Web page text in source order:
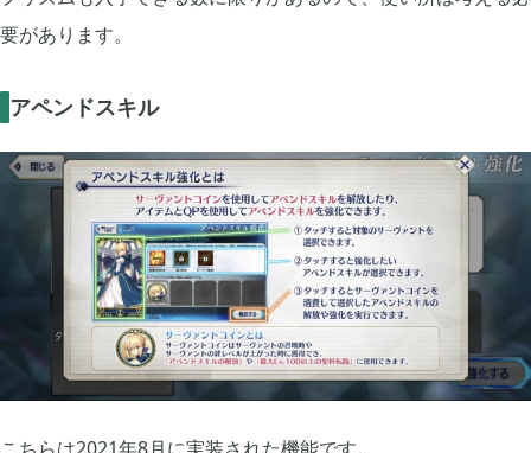
要があります。
アペンドスキル